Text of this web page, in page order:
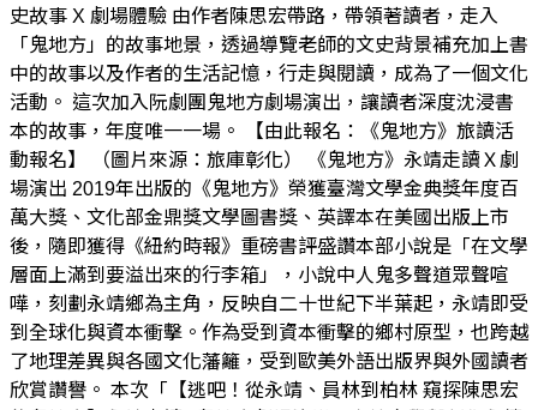
史故事 X 劇場體驗 由作者陳思宏帶路，帶領著讀者，走入
「鬼地方」的故事地景，透過導覽老師的文史背景補充加上書
中的故事以及作者的生活記憶，行走與閱讀，成為了一個文化
活動。 這次加入阮劇團鬼地方劇場演出，讓讀者深度沈浸書
本的故事，年度唯一一場。 【由此報名：《鬼地方》旅讀活
動報名】 （圖片來源：旅庫彰化） 《鬼地方》永靖走讀Ｘ劇
場演出 2019年出版的《鬼地方》榮獲臺灣文學金典獎年度百
萬大獎、文化部金鼎獎文學圖書獎、英譯本在美國出版上市
後，隨即獲得《紐約時報》重磅書評盛讚本部小說是「在文學
層面上滿到要溢出來的行李箱」，小說中人鬼多聲道眾聲喧
嘩，刻劃永靖鄉為主角，反映自二十世紀下半葉起，永靖即受
到全球化與資本衝擊。作為受到資本衝擊的鄉村原型，也跨越
了地理差異與各國文化藩籬，受到歐美外語出版界與外國讀者
欣賞讚譽。 本次「【逃吧！從永靖、員林到柏林 窺探陳思宏